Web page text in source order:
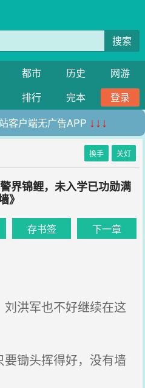
搜索
都市 历史
网游
排行 完本
登录
客户端无广告APP ↓↓↓
换手 关灯
界锦鲤，未入学已功勋满
》
存书签 下一章
洪军也不好继续在这
锄头挥得好，没有墙